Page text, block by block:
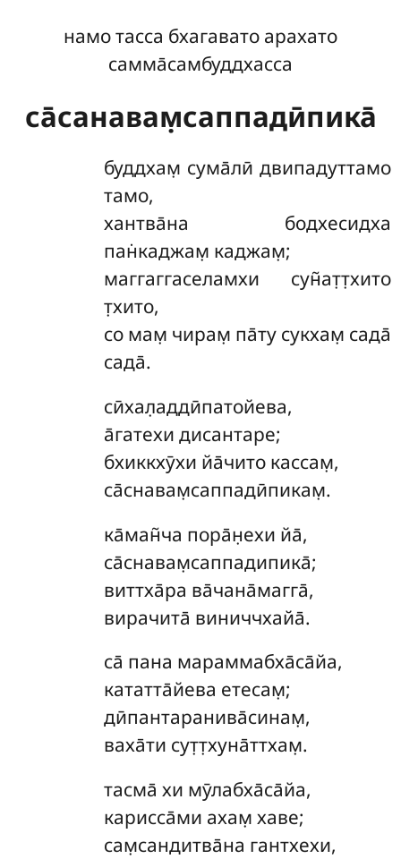
намо тасса бхагавато арахато
самма̄самбуддхасса
са̄санавам̣саппадӣпика̄
буддхам̣ сума̄лӣ двипадуттамо
тамо,
хантва̄на бодхесидха
пан̇каджам̣ каджам̣;
маггаггаселамхи сун̃ат̣т̣хито
т̣хито,
со мам̣ чирам̣ па̄ту сукхам̣ сада̄
сада̄.
сӣхал̣аддӣпатойева,
а̄гатехи дисантаре;
бхиккхӯхи йа̄чито кассам̣,
са̄снавам̣саппадӣпикам̣.
ка̄ман̃ча пора̄н̣ехи йа̄,
са̄снавам̣саппадипика̄;
виттха̄ра ва̄чана̄магга̄,
вирачита̄ виниччхайа̄.
са̄ пана мараммабха̄са̄йа,
кататта̄йева етесам̣;
дӣпантаранива̄синам̣,
ваха̄ти сут̣т̣хуна̄ттхам̣.
тасма̄ хи мӯлабха̄са̄йа,
карисса̄ми ахам̣ хаве;
сам̣сандитва̄на гантхехи,